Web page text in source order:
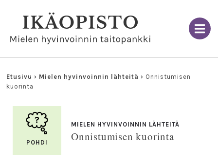
Etusivu › Mielen hyvinvoinnin lähteitä › Onnistumisen
kuorinta
POHDI
MIELEN HYVINVOINNIN LÄHTEITÄ
Onnistumisen kuorinta